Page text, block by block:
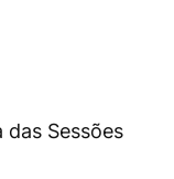
das Sessões